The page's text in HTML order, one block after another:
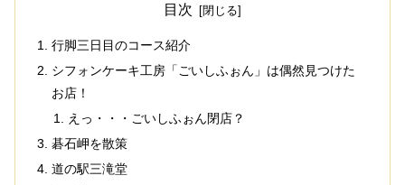
目次
行脚三日目のコース紹介
シフォンケーキ工房「ごいしふぉん」は偶然見つけた
お店！
えっ・・・ごいしふぉん閉店？
碁石岬を散策
道の駅三滝堂